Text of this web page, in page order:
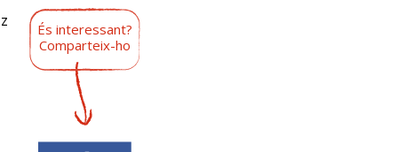
És interessant?
Comparteix-ho